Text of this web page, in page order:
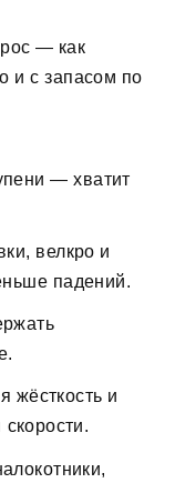
— как
и с запасом по
— хватит
велкро и
падений.
жёсткость и